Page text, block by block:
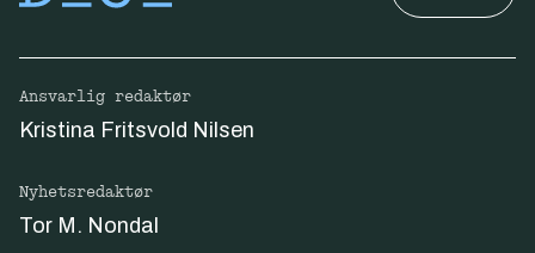
Ansvarlig redaktør
Kristina Fritsvold Nilsen
Nyhetsredaktør
Tor M. Nondal